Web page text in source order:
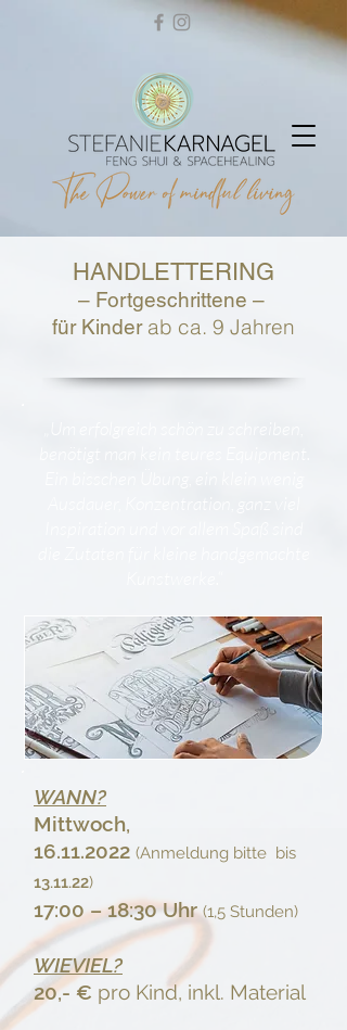
HANDLETTERING
– Fortgeschrittene –
für Kinder ab ca. 9 Jahren
WANN?
Mittwoch,
16.11.2022 (Anmeldung bitte bis
13.11.22)
17:00 – 18:30 Uhr(1,5 Stunden)
WIEVIEL?
20,- € pro Kind, inkl. Material